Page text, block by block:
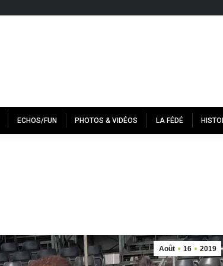
ECHOS/FUN PHOTOS & VIDÉOS LA FÉDÉ
Août 16 2019